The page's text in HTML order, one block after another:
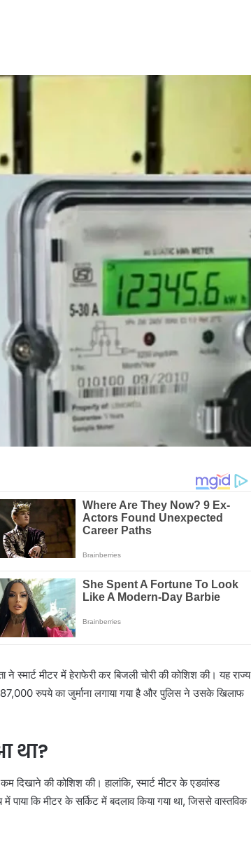
स्मार्ट मीटर में हेराफेरी कर बिजली चोरी की कोशिश की। यह राज्य
87,000 रुपये का जुर्माना लगाया गया है और पुलिस ने उसके खिलाफ
था?
दिखाने की कोशिश की। हालांकि, स्मार्ट मीटर के एडवांस्ड
पाया कि मीटर के सर्किट में बदलाव किया गया था, जिससे वास्तविक